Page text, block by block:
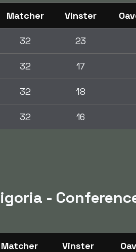
Matcher Vinster
32 23
32 17
32 18
32 16
-
Matcher Vinster